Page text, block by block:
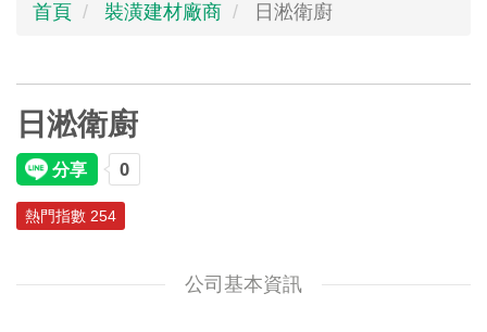
首頁 裝潢建材廠商 日淞衛廚
日淞衛廚
熱門指數 254
公司基本資訊